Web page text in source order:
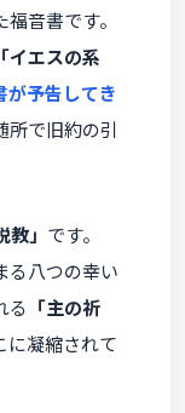
音書です。
「イエスの系
が予告してき
所で旧約の引
教」 です。
る八つの幸い
る 「主の祈
に凝縮されて